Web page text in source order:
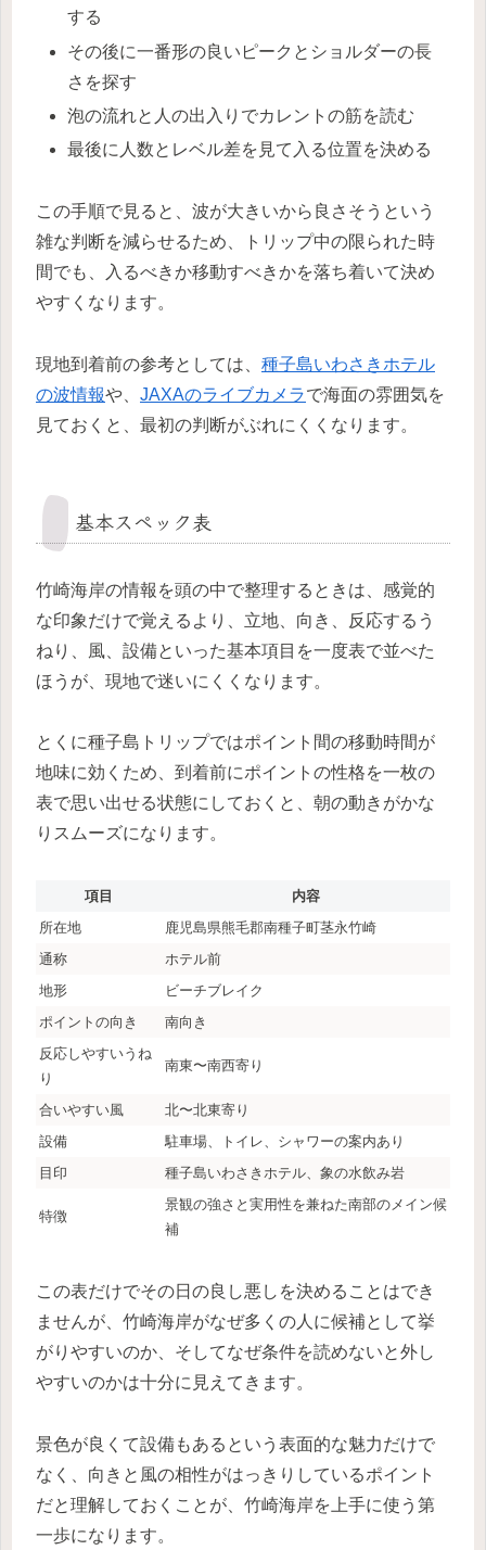
する
その後に一番形の良いピークとショルダーの長
さを探す
泡の流れと人の出入りでカレントの筋を読む
最後に人数とレベル差を見て入る位置を決める
この手順で見ると、波が大きいから良さそうという
雑な判断を減らせるため、トリップ中の限られた時
間でも、入るべきか移動すべきかを落ち着いて決め
やすくなります。
現地到着前の参考としては、 種子島いわさきホテル
の波情報や、 JAXAのライブカメラで海面の雰囲気を
見ておくと、最初の判断がぶれにくくなります。
基本スペック表
竹崎海岸の情報を頭の中で整理するときは、感覚的
な印象だけで覚えるより、立地、向き、反応するう
ねり、風、設備といった基本項目を一度表で並べた
ほうが、現地で迷いにくくなります。
とくに種子島トリップではポイント間の移動時間が
地味に効くため、到着前にポイントの性格を一枚の
表で思い出せる状態にしておくと、朝の動きがかな
りスムーズになります。
項目
内容
所在地
鹿児島県熊毛郡南種子町茎永竹崎
通称
ホテル前
地形
ビーチブレイク
ポイントの向き
南向き
反応しやすいうね
り
南東〜南西寄り
合いやすい風
北〜北東寄り
設備
駐車場、トイレ、シャワーの案内あり
目印
種子島いわさきホテル、象の水飲み岩
特徴
景観の強さと実用性を兼ねた南部のメイン候
補
この表だけでその日の良し悪しを決めることはでき
ませんが、竹崎海岸がなぜ多くの人に候補として挙
がりやすいのか、そしてなぜ条件を読めないと外し
やすいのかは十分に見えてきます。
景色が良くて設備もあるという表面的な魅力だけで
なく、向きと風の相性がはっきりしているポイント
だと理解しておくことが、竹崎海岸を上手に使う第
一歩になります。